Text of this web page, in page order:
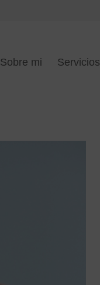
Sobre mi Servicios